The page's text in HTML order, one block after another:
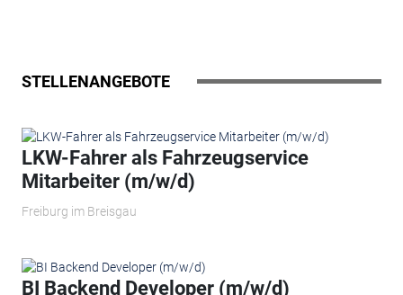
STELLENANGEBOTE
LKW-Fahrer als Fahrzeugservice
Mitarbeiter (m/w/d)
Freiburg im Breisgau
BI Backend Developer (m/w/d)